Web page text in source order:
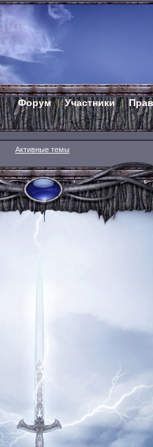
Форум Участники
Активные темы